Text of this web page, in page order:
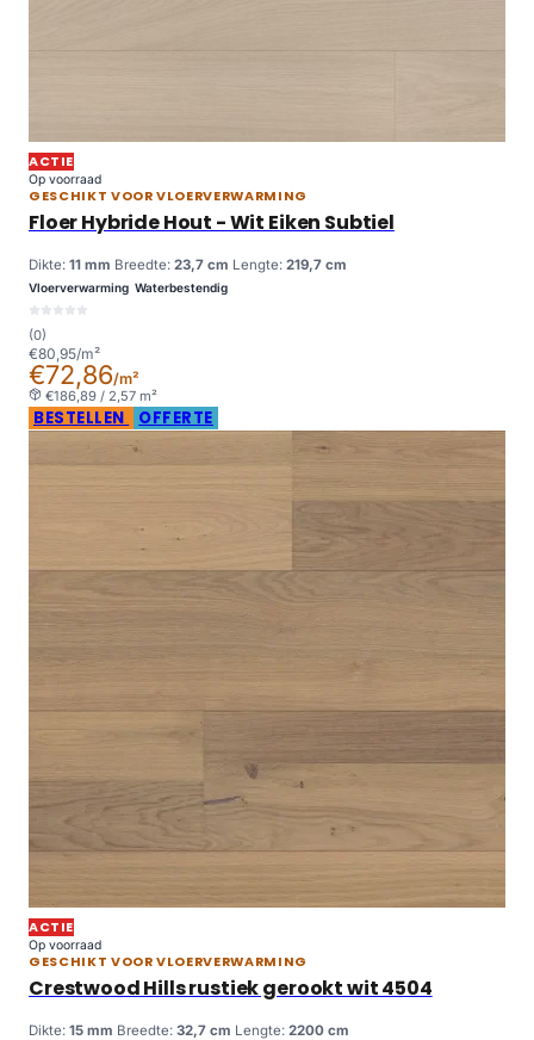
ACTIE
Op voorraad
GESCHIKT VOOR VLOERVERWARMING
Floer Hybride Hout - Wit Eiken Subtiel
Dikte: 11 mm Breedte: 23,7 cm Lengte: 219,7 cm
Vloerverwarming Waterbestendig
(0)
€80,95/m²
€72,86/m²
€186,89 / 2,57 m²
BESTELLEN OFFERTE
ACTIE
Op voorraad
GESCHIKT VOOR VLOERVERWARMING
Crestwood Hills rustiek gerookt wit 4504
Dikte: 15 mm Breedte: 32,7 cm Lengte: 2200 cm